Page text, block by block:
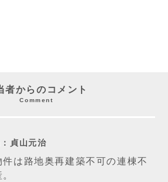
者からのコメント
Comment
貞山元治
件は路地奥再建築不可の連棟不